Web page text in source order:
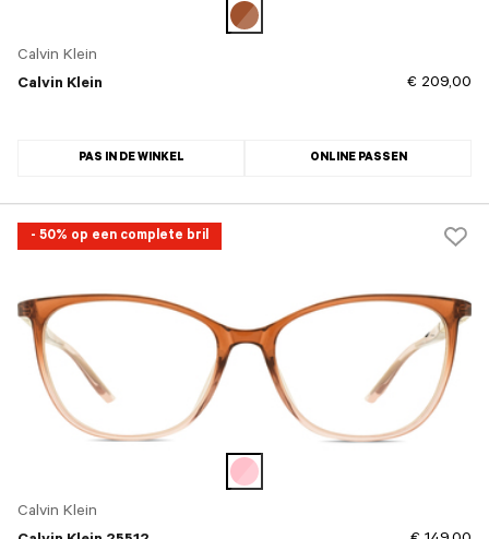
Calvin Klein
Calvin Klein
€ 209,00
PAS IN DE WINKEL ONLINE PASSEN
- 50% op een complete bril
Calvin Klein